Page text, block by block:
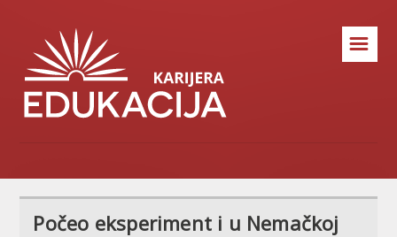
☰
Počeo eksperiment i u Nemačkoj